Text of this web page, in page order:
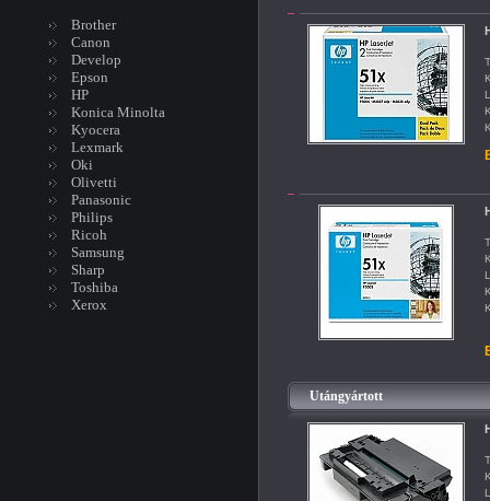
Brother
Canon
Develop
Epson
HP
Konica Minolta
Kyocera
Lexmark
Oki
Olivetti
Panasonic
Philips
Ricoh
Samsung
Sharp
Toshiba
Xerox
Utángyártott